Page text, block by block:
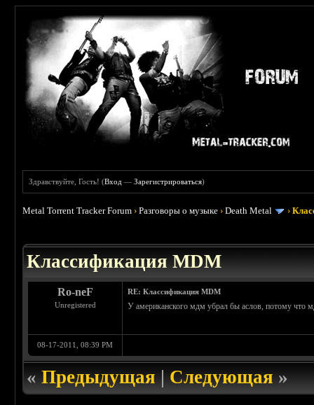
Здравствуйте, Гость! (Вход —Зарегистрироваться)
Metal Torrent Tracker Forum ›Разговоры о музыке ›Death Metal ›
Классификация MDM
Ro-neF
Unregistered
RE: Классификация MDM
У американского мдм убрал бы аслов, потому что
08-17-2011, 08:39 PM
«Предыдущая|Следующая»